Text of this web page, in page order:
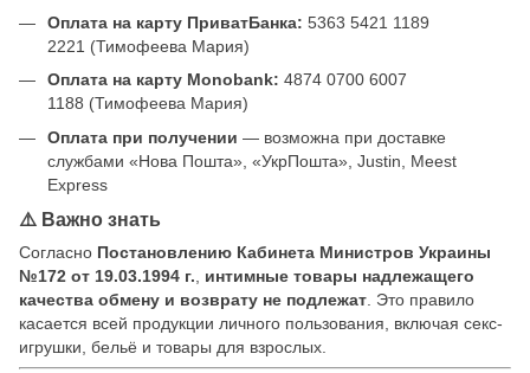
Оплата на карту ПриватБанка: 5363 5421 1189
2221 (Тимофеева Мария)
Оплата на карту Monobank: 4874 0700 6007
1188 (Тимофеева Мария)
Оплата при получении — возможна при доставке
службами «Нова Пошта», «УкрПошта», Justin, Meest
Express
⚠️ Важно знать
Согласно Постановлению Кабинета Министров Украины
№172 от 19.03.1994 г.
интимные товары надлежащего
качества обмену и возврату не подлежат . Это правило
касается всей продукции личного пользования, включая секс-
игрушки, бельё и товары для взрослых.